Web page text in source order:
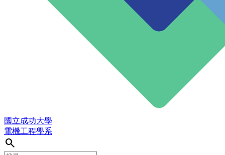
國立成功大學
電機工程學系
search